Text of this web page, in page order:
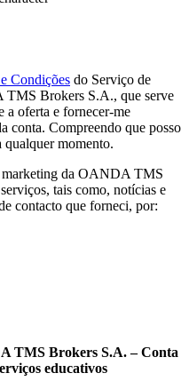
Condições do Serviço de
TMS Brokers S.A., que serve
a oferta e fornecer-me
conta. Compreendo que posso
qualquer momento.
marketing da OANDA TMS
tais como, notícias e
contacto que forneci, por:
TMS Brokers S.A. – Conta
educativos